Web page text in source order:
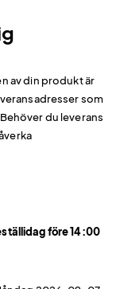
av din produkt är
som
du leverans
före 14:00